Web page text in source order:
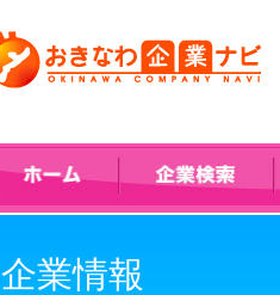
企業情報